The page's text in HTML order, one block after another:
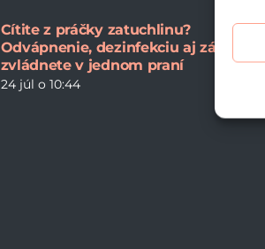
Cítite z práčky zatuchlinu?
Odvápnenie, dezinfekciu aj zápach
zvládnete v jednom praní
24 júl o 10:44